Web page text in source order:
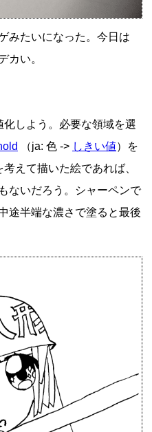
みたいになった。今日は
カい。
しよう。必要な領域を選
（ja: 色 -> しきい値）を
えて描いた絵であれば、
ないだろう。シャーペンで
途半端な濃さで塗ると最後